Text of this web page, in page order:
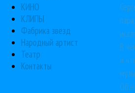
КИНО
КЛИПЫ
Фабрика звезд
Народный артист
Театр
Контакты
В
и